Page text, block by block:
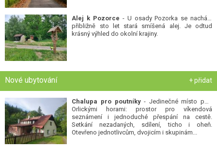
Alej k Pozorce - U osady Pozorka se nachází
přibližně sto let stará smíšená alej. Je odtud
krásný výhled do okolní krajiny.
Nové ubytování + přidat
Chalupa pro poutníky- Jedinečné místo pod
Orlickými horami: prostor pro víkendová
seznámení i jednoduché přespání na cestě.
Setkání nezadaných, sdílení, ticho i oheň.
Otevřeno jednotlivcům, dvojicím i skupinám...